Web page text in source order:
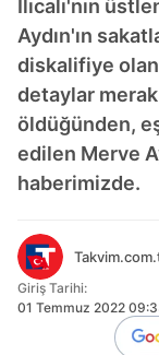
Ilıcalı'nın
Aydın'ın
diskalifiye olan
detaylar
öldüğünden,
edilen Merve
haberimizde.
Giriş Tarihi:
01 Temmuz 2022